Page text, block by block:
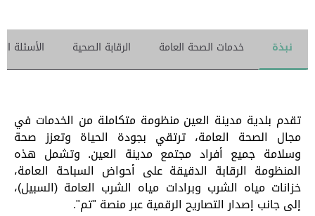
نبذة خدمات الصحة العامة الرقابة الصحية الأسئلة
تقدم بلدية مدينة العين منظومة متكاملة من الخدمات في
مجال الصحة العامة، ترتقي بجودة الحياة وتعزز صحة
وسلامة جميع أفراد مجتمع مدينة العين. وتشمل هذه
المنظومة الرقابة الدقيقة على أحواض السباحة العامة،
خزانات مياه الشرب وبرادات مياه الشرب العامة (السبيل)،
إلى جانب إصدار التصاريح الرقمية عبر منصة "تم".